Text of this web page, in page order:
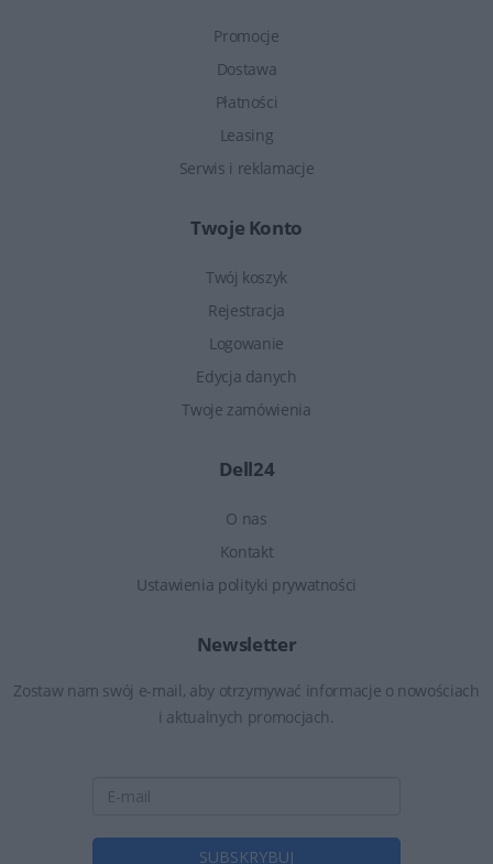
Promocje
Dostawa
Płatności
Leasing
Serwis i reklamacje
Twoje Konto
Twój koszyk
Rejestracja
Logowanie
Edycja danych
Twoje zamówienia
Dell24
O nas
Kontakt
Ustawienia polityki prywatności
Newsletter
Zostaw nam swój e-mail, aby otrzymywać informacje o nowościach
i aktualnych promocjach.